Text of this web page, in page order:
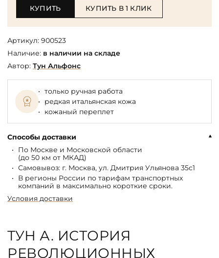
КУПИТЬ КУПИТЬ В 1 КЛИК
Артикул: 900523
Наличие: в наличии на складе
Автор: Тун Альфонс
только ручная работа
редкая итальянская кожа
кожаный переплет
Способы доставки
По Москве и Московской области
(до 50 км от МКАД)
Самовывоз: г. Москва, ул. Дмитрия Ульянова 35с1
В регионы России по тарифам транспортных
компаний в максимально короткие сроки.
Условия доставки
ТУН А. ИСТОРИЯ
РЕВОЛЮЦИОННЫХ